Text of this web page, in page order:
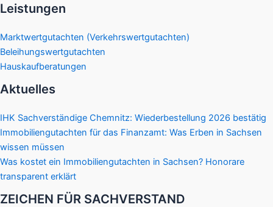
Leistungen
Marktwertgutachten (Verkehrswertgutachten)
Beleihungswertgutachten
Hauskaufberatungen
Aktuelles
IHK Sachverständige Chemnitz: Wiederbestellung 2026 bestätig
Immobiliengutachten für das Finanzamt: Was Erben in Sachsen
wissen müssen
Was kostet ein Immobiliengutachten in Sachsen? Honorare
transparent erklärt
ZEICHEN FÜR SACHVERSTAND